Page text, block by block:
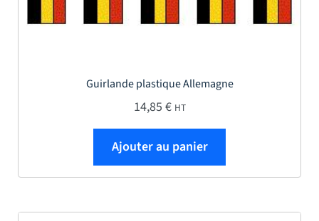
Guirlande plastique Allemagne
14,85 € HT
Ajouter au panier